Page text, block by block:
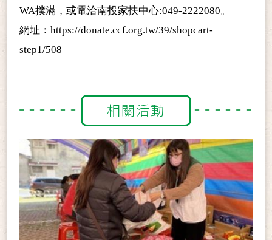
WA撲滿，或電洽南投家扶中心:049-2222080。
網址：https://donate.ccf.org.tw/39/shopcart-
step1/508
相關活動